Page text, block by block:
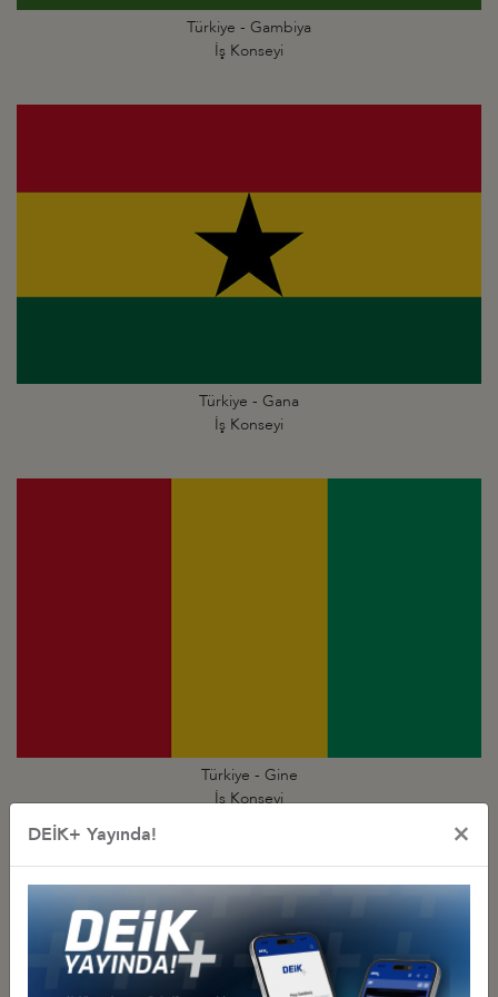
Türkiye - Gambiya
İş Konseyi
Türkiye - Gana
İş Konseyi
Türkiye - Gine
İş Konseyi
DEİK+ Yayında! ×